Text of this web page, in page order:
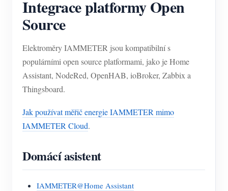
Integrace platformy Open
Source
Elektroměry IAMMETER jsou kompatibilní s
populárními open source platformami, jako je Home
Assistant, NodeRed, OpenHAB, ioBroker, Zabbix a
Thingsboard.
Jak používat měřič energie IAMMETER mimo
IAMMETER Cloud.
Domácí asistent
IAMMETER@Home Assistant